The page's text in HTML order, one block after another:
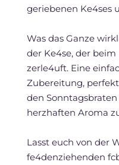
geriebenen Ke4ses
Was das Ganze
der Ke4se, der
zerle4uft. Eine
Zubereitung,
den
herzhaften Aroma
Lasst euch von der
fe4denziehenden